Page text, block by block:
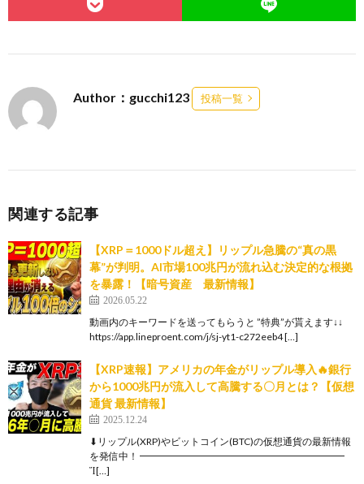
Author：gucchi123 投稿一覧
関連する記事
【XRP＝1000ドル超え】リップル急騰の“真の黒
幕”が判明。AI市場100兆円が流れ込む決定的な根拠
を暴露！【暗号資産 最新情報】
2026.05.22
動画内のキーワードを送ってもらうと ”特典”が貰えます↓↓
https://app.lineproent.com/j/sj-yt1-c272eeb4 […]
【XRP速報】アメリカの年金がリップル導入🔥銀行
から1000兆円が流入して高騰する〇月とは？【仮想
通貨 最新情報】
2025.12.24
⬇︎リップル(XRP)やビットコイン(BTC)の仮想通貨の最新情報
を発信中！ ━━━━━━━━━━━━━━━━━━━━━
Ἴ[…]